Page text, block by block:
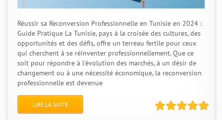
Réussir sa Reconversion Professionnelle en Tunisie en 2024 :
Guide Pratique La Tunisie, pays à la croisée des cultures, des
opportunités et des défis, offre un terreau fertile pour ceux
qui cherchent à se réinventer professionnellement. Que ce
soit pour répondre à l'évolution des marchés, à un désir de
changement ou à une nécessité économique, la reconversion
professionnelle est devenue
LIRE LA SUITE